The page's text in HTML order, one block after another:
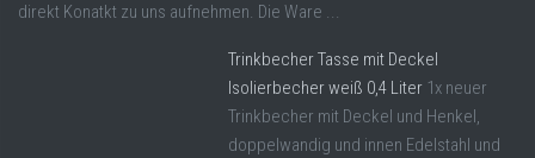
direkt Konatkt zu uns aufnehmen. Die Ware ...
Trinkbecher Tasse mit Deckel
Isolierbecher weiß 0,4 Liter 1x neuer
Trinkbecher mit Deckel und Henkel,
doppelwandig und innen Edelstahl und